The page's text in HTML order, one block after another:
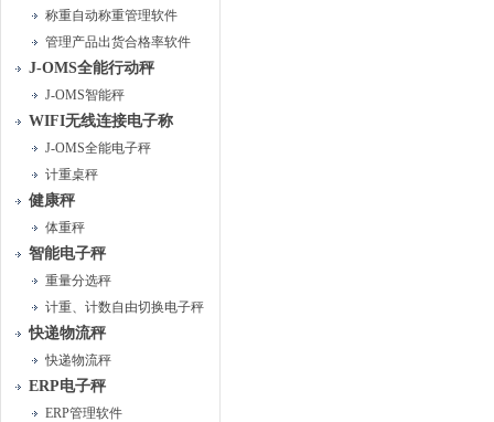
称重自动称重管理软件
管理产品出货合格率软件
J-OMS全能行动秤
J-OMS智能秤
WIFI无线连接电子称
J-OMS全能电子秤
计重桌秤
健康秤
体重秤
智能电子秤
重量分选秤
计重、计数自由切换电子秤
快递物流秤
快递物流秤
ERP电子秤
ERP管理软件